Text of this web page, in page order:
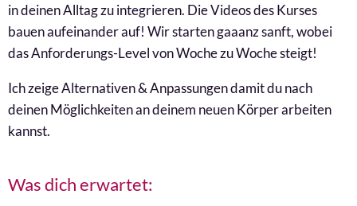
in deinen Alltag zu integrieren. Die Videos des Kurses
bauen aufeinander auf! Wir starten gaaanz sanft, wobei
das Anforderungs-Level von Woche zu Woche steigt!
Ich zeige Alternativen & Anpassungen damit du nach
deinen Möglichkeiten an deinem neuen Körper arbeiten
kannst.
Was dich erwartet: